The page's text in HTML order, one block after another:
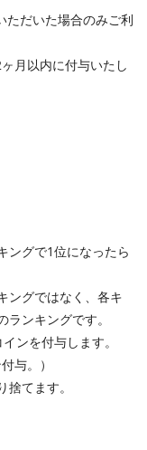
だいた場合のみご利
月以内に付与いたし
ングで1位になったら
ングではなく、各キ
ンキングです。
ンを付与します。
与。）
てます。